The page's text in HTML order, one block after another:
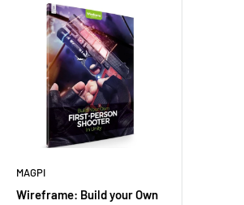
MAGPI
Wireframe: Build your Own